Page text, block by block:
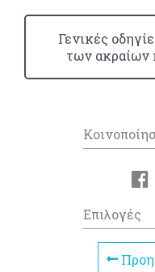
Γενικές
των ακραίων
Επιλογές